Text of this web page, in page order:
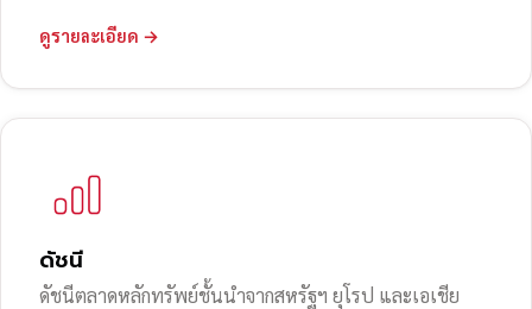
ดูรายละเอียด →
ดัชนี
ดัชนีตลาดหลักทรัพย์ชั้นนำจากสหรัฐฯ ยุโรป และเอเชีย